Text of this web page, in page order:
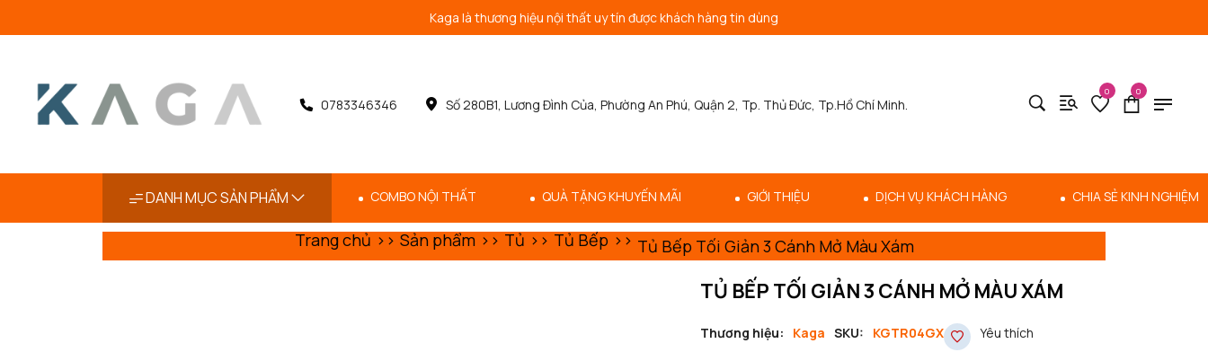
Kaga là thương hiệu nội thất uy tín được khách hàng tin dùng
0783346346 Số 280B1, Lương Đình Của, Phường An Phú, Quận 2, Tp. Thủ Đức, Tp.Hồ Chí Minh.
0 0
DANH MỤC SẢN PHẨM COMBO NỘI THẤT QUÀ TẶNG KHUYẾN MÃI GIỚI THIỆU DỊCH VỤ KHÁCH HÀNG CHIA SẺ KINH NGHIỆM
Trang chủ Sản phẩm Tủ Tủ Bếp Tủ Bếp Tối Giản 3 Cánh Mở Màu Xám
TỦ BẾP TỐI GIẢN 3 CÁNH MỞ MÀU XÁM
Thương hiệu: Kaga SKU: KGTR04GX Yêu thích